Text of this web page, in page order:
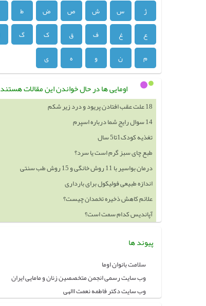
ژ
س ش ص ض ط
ع
غ ف ق ک گ
م
ن و ه ی
اومایی ها در حال خواندن این مقالات هستند
18 علت عقب افتادن پریود و درد زیر شکم
14 سوال رایج شما درباره اسپرم
تغذیه کودک1تا5 سال
طبع چای سبز گرم است یا سرد؟
درمان بواسیر با 11 روش خانگی و 15 روش طب سنتی
اندازه طبیعی فولیکول برای بارداری
علائم کاهش ذخیره تخمدان چیست؟
آپاندیس کدام سمت است؟
پیوند ها
سلامت بانوان اوما
وب سایت رسمی انجمن متخصصین زنان و مامایی ایران
وب سایت دکتر فاطمه نعمت االهی